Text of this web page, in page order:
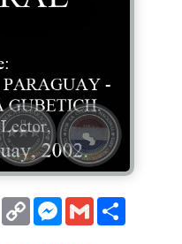
Telegram
Copy
Link
Messenger
Gmail